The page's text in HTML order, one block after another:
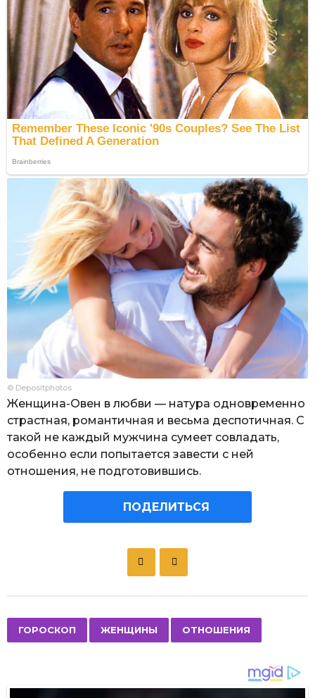
© Depositphotos
Женщина-Овен в любви — натура одновременно
страстная, романтичная и весьма деспотичная. С
такой не каждый мужчина сумеет совладать,
особенно если попытается завести с ней
отношения, не подготовившись.
ПОДЕЛИТЬСЯ
a
i
ГОРОСКОП ЖЕНЩИНЫ ОТНОШЕНИЯ